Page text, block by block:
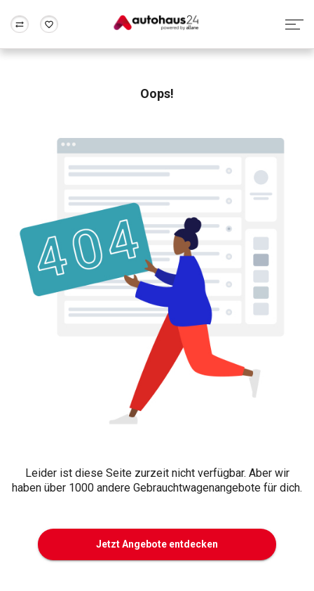
Rund um die Inzahlungnahme
Oops!
Leider ist diese Seite zurzeit nicht verfügbar. Aber wir
haben über 1000 andere Gebrauchtwagenangebote für dich.
Jetzt Angebote entdecken